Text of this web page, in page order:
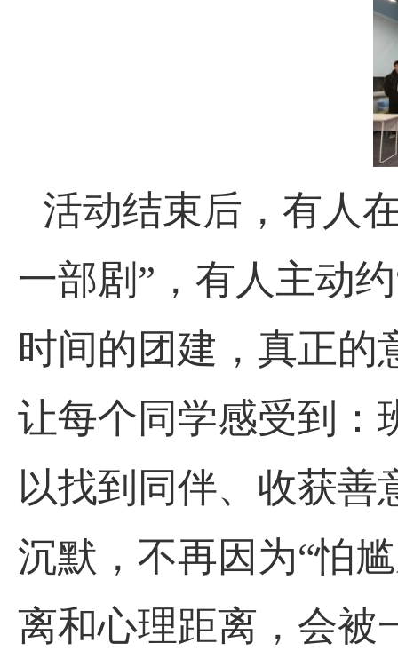
活动结束后，有人
一部剧”，有人主动
时间的团建，真正的
让每个同学感受到：
以找到同伴、收获善
沉默，不再因为“怕
离和心理距离，会被